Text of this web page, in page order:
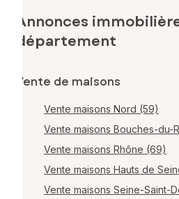
Annonces
département
Vente de maisons
Vente maisons Nord (59)
Vente maisons Bouches-du-
Vente maisons Rhône (69)
Vente maisons Hauts de
Vente maisons Seine-Saint-